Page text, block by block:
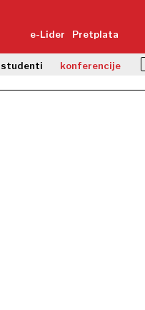
e-Lider Pretplata
studenti konferencije